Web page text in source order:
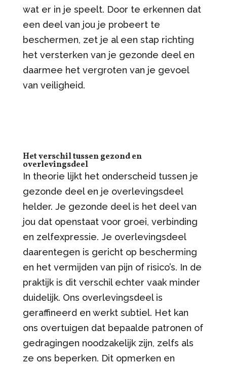
wat er in je speelt. Door te erkennen dat
een deel van jou je probeert te
beschermen, zet je al een stap richting
het versterken van je gezonde deel en
daarmee het vergroten van je gevoel
van veiligheid.
Het verschil tussen gezond en
overlevingsdeel
In theorie lijkt het onderscheid tussen je
gezonde deel en je overlevingsdeel
helder. Je gezonde deel is het deel van
jou dat openstaat voor groei, verbinding
en zelfexpressie. Je overlevingsdeel
daarentegen is gericht op bescherming
en het vermijden van pijn of risico’s. In de
praktijk is dit verschil echter vaak minder
duidelijk. Ons overlevingsdeel is
geraffineerd en werkt subtiel. Het kan
ons overtuigen dat bepaalde patronen of
gedragingen noodzakelijk zijn, zelfs als
ze ons beperken. Dit opmerken en